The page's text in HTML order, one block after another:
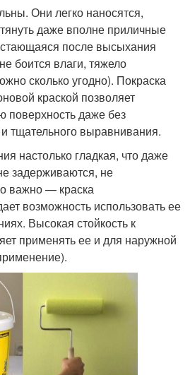
Они легко наносятся,
даже вполне приличные
после высыхания
боится влаги, тяжело
сколько угодно). Покраска
краской позволяет
поверхность даже без
тщательного выравнивания.
настолько гладкая, что даже
задерживаются, не
важно — краска
возможность использовать ее
Высокая стойкость к
применять ее и для наружной